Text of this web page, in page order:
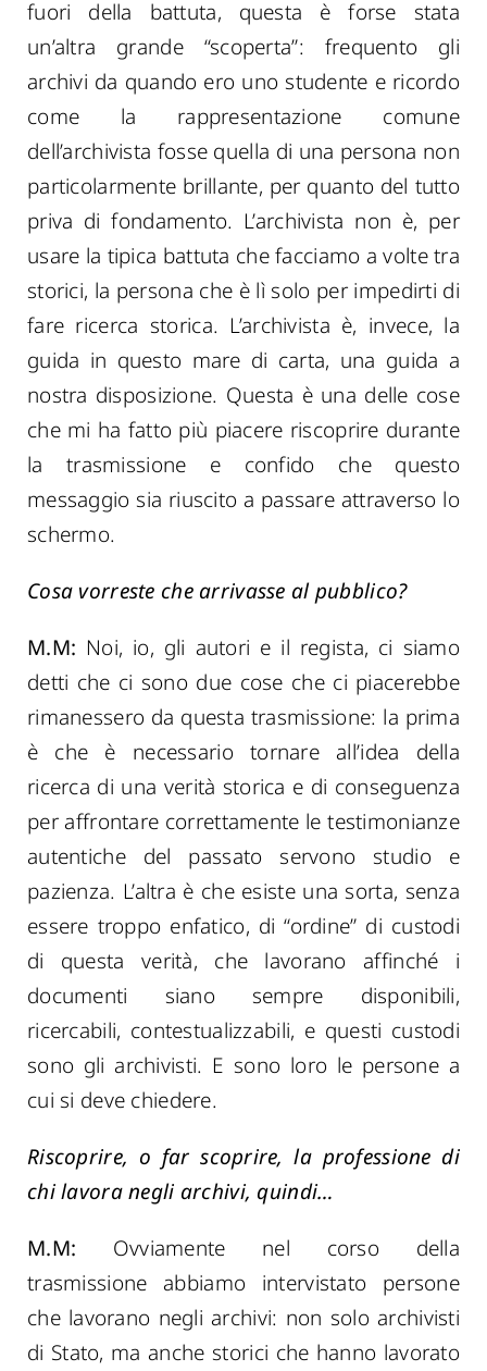
fuori della battuta, questa è forse stata
un’altra grande “scoperta”: frequento gli
archivi da quando ero uno studente e ricordo
come la rappresentazione comune
dell’archivista fosse quella di una persona non
particolarmente brillante, per quanto del tutto
priva di fondamento. L’archivista non è, per
usare la tipica battuta che facciamo a volte tra
storici, la persona che è lì solo per impedirti di
fare ricerca storica. L’archivista è, invece, la
guida in questo mare di carta, una guida a
nostra disposizione. Questa è una delle cose
che mi ha fatto più piacere riscoprire durante
la trasmissione e confido che questo
messaggio sia riuscito a passare attraverso lo
schermo.
Cosa vorreste che arrivasse al pubblico?
M.M: Noi, io, gli autori e il regista, ci siamo
detti che ci sono due cose che ci piacerebbe
rimanessero da questa trasmissione: la prima
è che è necessario tornare all’idea della
ricerca di una verità storica e di conseguenza
per affrontare correttamente le testimonianze
autentiche del passato servono studio e
pazienza. L’altra è che esiste una sorta, senza
essere troppo enfatico, di “ordine” di custodi
di questa verità, che lavorano affinché i
documenti siano sempre disponibili,
ricercabili, contestualizzabili, e questi custodi
sono gli archivisti. E sono loro le persone a
cui si deve chiedere.
Riscoprire, o far scoprire, la professione di
chi lavora negli archivi, quindi…
M.M: Ovviamente nel corso della
trasmissione abbiamo intervistato persone
che lavorano negli archivi: non solo archivisti
di Stato, ma anche storici che hanno lavorato